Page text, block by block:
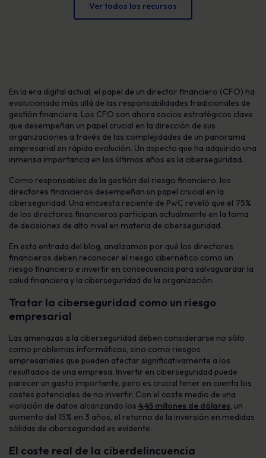
Ver todos los recursos
En la era digital actual, el papel de un director financiero (CFO) ha
evolucionado más allá de las responsabilidades tradicionales de
gestión financiera. Los CFO son ahora socios estratégicos clave
que desempeñan un papel crucial en la dirección de sus
organizaciones a través de las complejidades de un panorama
empresarial en rápida evolución. Un aspecto que ha adquirido una
inmensa importancia en los últimos años es la ciberseguridad.
Como responsables de la gestión del riesgo financiero, los
directores financieros desempeñan un papel crucial en la
ciberseguridad. Una encuesta reciente de PwC reveló que el 75%
de los directores financieros participan actualmente en la toma
de decisiones de alto nivel en materia de ciberseguridad.
En esta entrada del blog, analizamos por qué los directores
financieros deben reconocer el riesgo cibernético como un
riesgo financiero e invertir en consecuencia para salvaguardar la
salud financiera y la ciberseguridad de la organización.
Tratar la ciberseguridad como un riesgo
empresarial
Las amenazas a la ciberseguridad deben considerarse no sólo
como problemas informáticos, sino como riesgos
empresariales que pueden afectar significativamente a los
resultados de una empresa. Invertir en ciberseguridad puede
parecer un gasto importante, pero es crucial tener en cuenta los
costes potenciales de no invertir. Con el coste medio de una
violación de datos alcanzando los 4,45 millones de dólares, un
aumento del 15% en 3 años, el retorno de la inversión en medidas
sólidas de ciberseguridad es evidente.
El coste real de la ciberdelincuencia